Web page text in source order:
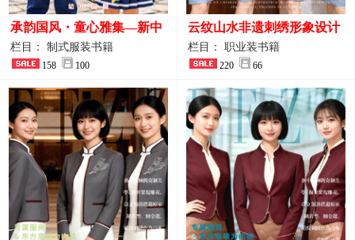
承韵国风・童心雅集—新中
式民族风小学与幼儿园全套
校服定制图鉴
栏目： 制式服装书籍
158 100
云纹山水非遗刺绣形象设计
工装｜会议礼仪接待人员制
服画册
栏目： 职业装书籍
220 66